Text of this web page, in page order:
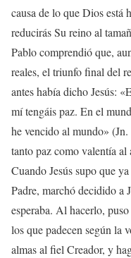
causa de lo que Dios está
reducirás Su reino al
Pablo comprendió que,
reales, el triunfo final del
antes había dicho Jesús:
mí tengáis paz. En el
he vencido al mundo» (Jn.
tanto paz como valentía al
Cuando Jesús supo que
Padre, marchó decidido a
esperaba. Al hacerlo,
los que padecen según la
almas al fiel Creador, y